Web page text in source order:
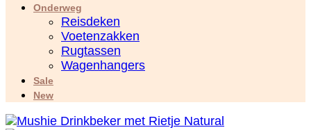
Onderweg
Reisdeken
Voetenzakken
Rugtassen
Wagenhangers
Sale
New